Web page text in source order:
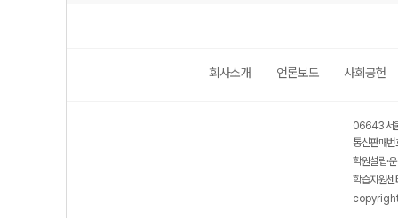
회사소개 언론보도 사회공헌
06643 서
통신판매
학원설립·
학습지원